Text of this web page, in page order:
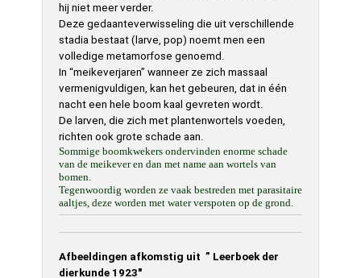
hij niet meer verder.
Deze gedaanteverwisseling die uit verschillende
stadia bestaat (larve, pop) noemt men een
volledige metamorfose genoemd.
In “meikeverjaren” wanneer ze zich massaal
vermenigvuldigen, kan het gebeuren, dat in één
nacht een hele boom kaal gevreten wordt.
De larven, die zich met plantenwortels voeden,
richten ook grote schade aan.
Sommige boomkwekers ondervinden enorme schade
van de meikever en dan met name aan wortels van
bomen.
Tegenwoordig worden ze vaak bestreden met parasitaire
aaltjes, deze worden met water verspoten op de grond.
Afbeeldingen afkomstig uit ” Leerboek der
dierkunde 1923″